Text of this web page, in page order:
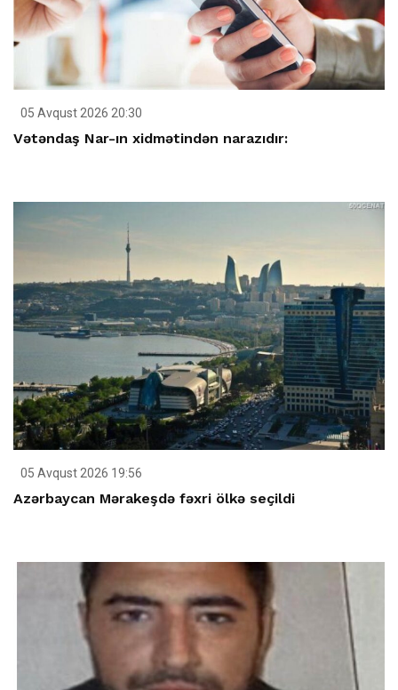
05 Avqust 2026 20:30
Vətəndaş Nar-ın xidmətindən narazıdır:
05 Avqust 2026 19:56
Azərbaycan Mərakeşdə fəxri ölkə seçildi